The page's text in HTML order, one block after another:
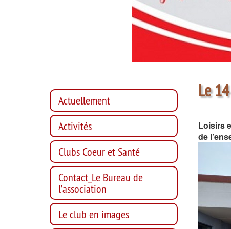
Actuellement
Activités
Clubs Coeur et Santé
Contact_Le Bureau de
l’association
Le club en images
Le
Loisirs
de